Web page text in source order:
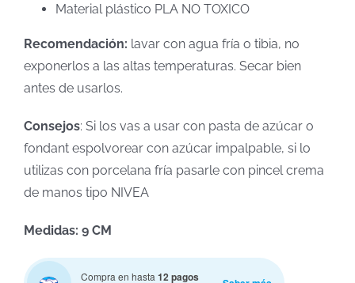
Material plástico PLA NO TOXICO
Recomendación: lavar con agua fría o tibia, no
exponerlos a las altas temperaturas. Secar bien
antes de usarlos.
Consejos: Si los vas a usar con pasta de azúcar o
fondant espolvorear con azúcar impalpable, si lo
utilizas con porcelana fría pasarle con pincel crema
de manos tipo NIVEA
Medidas: 9 CM
Compra en hasta 12 pagos